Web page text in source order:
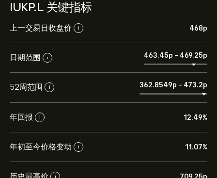
IUKP.L 关键指标
上一交易日收盘价 i 468‎p‎
日期范围 i 463.45‎p‎ - 469.25‎p‎
52周范围 i 362.8549‎p‎ - 473.2‎p‎
年回报 i 12.49%
年初至今价格变动 i 11.07%
i